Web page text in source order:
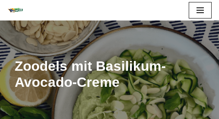
Zum
Inhalt
springen
Zoodels mit Basilikum-
Avocado-Creme